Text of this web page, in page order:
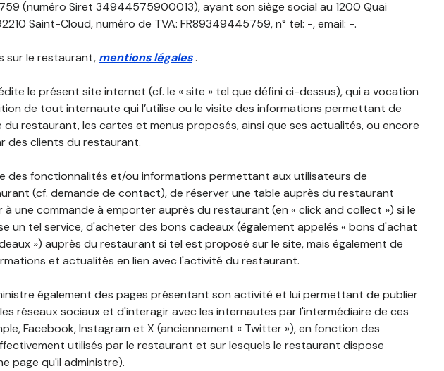
(numéro Siret 34944575900013), ayant son siège social au 1200 Quai
Saint-Cloud, numéro de TVA: FR89349445759, n° tel: -, email: -.
sur le restaurant, mentions légales.
le présent site internet (cf. le « site » tel que défini ci-dessus), qui a vocation
de tout internaute qui l’utilise ou le visite des informations permettant de
du restaurant, les cartes et menus proposés, ainsi que ses actualités, ou encore
des clients du restaurant.
des fonctionnalités et/ou informations permettant aux utilisateurs de
(cf. demande de contact), de réserver une table auprès du restaurant
une commande à emporter auprès du restaurant (en « click and collect ») si le
un tel service, d'acheter des bons cadeaux (également appelés « bons d'achat
») auprès du restaurant si tel est proposé sur le site, mais également de
et actualités en lien avec l'activité du restaurant.
également des pages présentant son activité et lui permettant de publier
réseaux sociaux et d'interagir avec les internautes par l'intermédiaire de ces
Facebook, Instagram et X (anciennement « Twitter »), en fonction des
utilisés par le restaurant et sur lesquels le restaurant dispose
page qu'il administre).